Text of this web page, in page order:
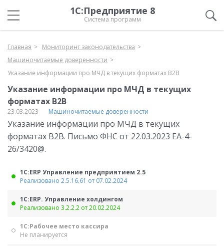
1С:Предприятие 8
Система программ
Главная
Мониторинг законодательства
Машиночитаемые доверенности
Указание информации про МЧД в текущих форматах В2В
Указание информации про МЧД в текущих
форматах В2В
23.03.2023 Машиночитаемые доверенности
Указание информации про МЧД в текущих
форматах В2В. Письмо ФНС от 22.03.2023 ЕА-4-
26/3420@.
1С:ERP Управление предприятием 2.5
Реализовано 2.5.16.61 от 07.02.2024
1С:ERP. Управление холдингом
Реализовано 3.2.2.2 от 20.02.2024
1С:Рабочее место кассира
Не планируется